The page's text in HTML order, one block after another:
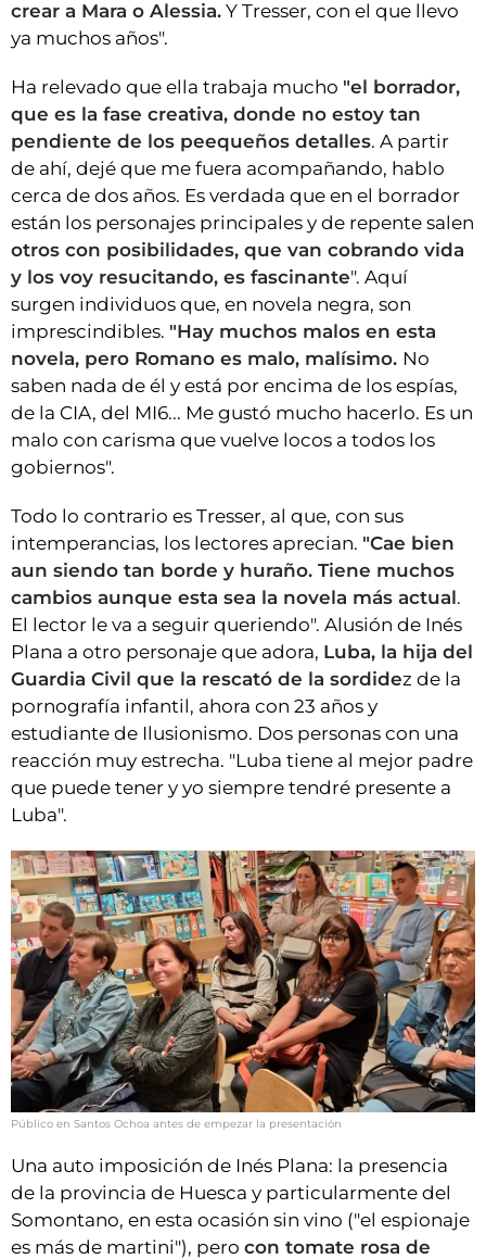
crear a Mara o Alessia. Y Tresser, con el que llevo
ya muchos años".
Ha relevado que ella trabaja mucho "el borrador,
que es la fase creativa, donde no estoy tan
pendiente de los peequeños detalles. A partir
de ahí, dejé que me fuera acompañando, hablo
cerca de dos años. Es verdada que en el borrador
están los personajes principales y de repente salen
otros con posibilidades, que van cobrando vida
y los voy resucitando, es fascinante". Aquí
surgen individuos que, en novela negra, son
imprescindibles. "Hay muchos malos en esta
novela, pero Romano es malo, malísimo. No
saben nada de él y está por encima de los espías,
de la CIA, del MI6... Me gustó mucho hacerlo. Es un
malo con carisma que vuelve locos a todos los
gobiernos".
Todo lo contrario es Tresser, al que, con sus
intemperancias, los lectores aprecian. "Cae bien
aun siendo tan borde y huraño. Tiene muchos
cambios aunque esta sea la novela más actual.
El lector le va a seguir queriendo". Alusión de Inés
Plana a otro personaje que adora, Luba, la hija del
Guardia Civil que la rescató de la sordidez de la
pornografía infantil, ahora con 23 años y
estudiante de Ilusionismo. Dos personas con una
reacción muy estrecha. "Luba tiene al mejor padre
que puede tener y yo siempre tendré presente a
Luba".
Público en Santos Ochoa antes de empezar la presentación
Una auto imposición de Inés Plana: la presencia
de la provincia de Huesca y particularmente del
Somontano, en esta ocasión sin vino ("el espionaje
es más de martini"), pero con tomate rosa de